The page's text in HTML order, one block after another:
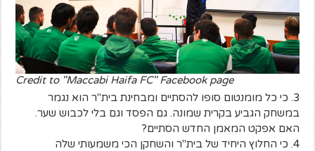
Credit to "Maccabi Haifa FC" Facebook page
3. כי כל מומנטום סופו להסתיים ומבחינת בית"ר הוא נגמר
במשחק הגביע בקרית שמונה. גם הפסד וגם בלי לכבוש שער.
האם אפקט המאמן החדש הסתיים?
4. כי החלוץ היחיד של בית"ר והשחקן הכי משמעותי שלה